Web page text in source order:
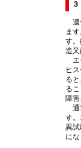
遺
ま
す
造又
エ
ヒ
る
る
障
通
す
異
にな